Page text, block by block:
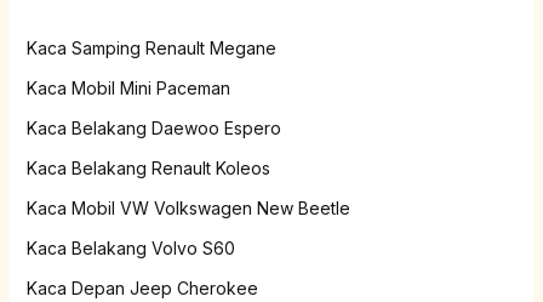
Kaca Samping Renault Megane
Kaca Mobil Mini Paceman
Kaca Belakang Daewoo Espero
Kaca Belakang Renault Koleos
Kaca Mobil VW Volkswagen New Beetle
Kaca Belakang Volvo S60
Kaca Depan Jeep Cherokee